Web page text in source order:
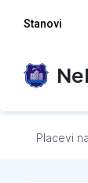
Stanovi
Placevi